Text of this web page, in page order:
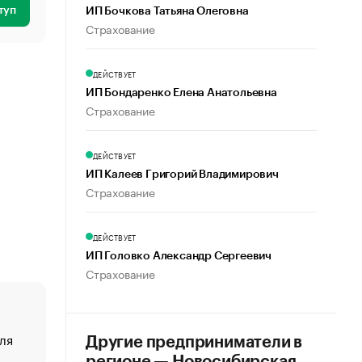
«От спорта тело стареет иначе». Как живет глава
создавшей GTA
ИП Бочкова Татьяна Олеговна
Страхование
ДЕЙСТВУЕТ
ИП Бондаренко Елена Анатольевна
Страхование
ДЕЙСТВУЕТ
ИП Калеев Григорий Владимирович
Страхование
ДЕЙСТВУЕТ
ИП Головко Александр Сергеевич
Страхование
Другие предприниматели в